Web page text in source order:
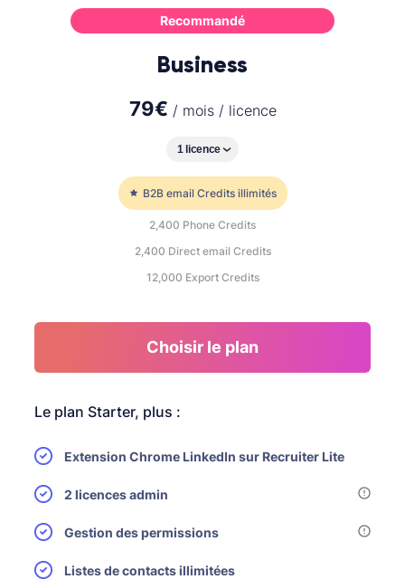
Recommandé
Business
79€ / mois / licence
B2B email Credits illimités
2,400 Phone Credits
2,400 Direct email Credits
12,000 Export Credits
Choisir le plan
Le plan Starter, plus :
Extension Chrome LinkedIn sur Recruiter Lite
2 licences admin
Gestion des permissions
Listes de contacts illimitées